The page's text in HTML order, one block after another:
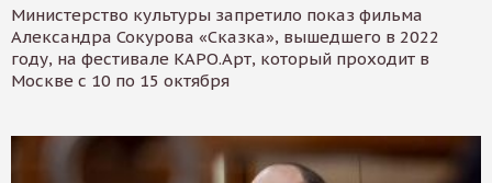
Министерство культуры запретило показ фильма
Александра Сокурова «Сказка», вышедшего в 2022
году, на фестивале КАРО.Арт, который проходит в
Москве с 10 по 15 октября